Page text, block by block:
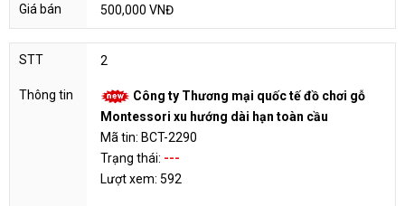
500,000 VNĐ
2
Công ty Thương mại quốc tế đồ chơi gỗ
Montessori xu hướng dài hạn toàn cầu
Mã tin: BCT-2290
Trạng thái: ---
Lượt xem: 592